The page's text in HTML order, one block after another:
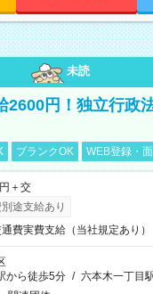
未読
2600円！独立行政
ブランクOK WEB登録・
＋交
途支給あり
費実費支給（当社規定あり）
から徒歩5分 / 六本木一丁目